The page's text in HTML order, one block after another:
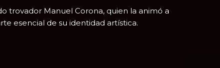
trovador Manuel Corona, quien la animó a
esencial de su identidad artística.